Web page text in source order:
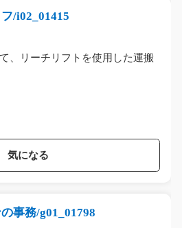
/i02_01415
、リーチリフトを使用した運搬
気になる
事務/g01_01798